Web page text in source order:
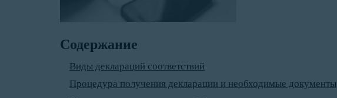
Содержание
Виды деклараций соответствий
Процедура получения декларации и необходимые документы